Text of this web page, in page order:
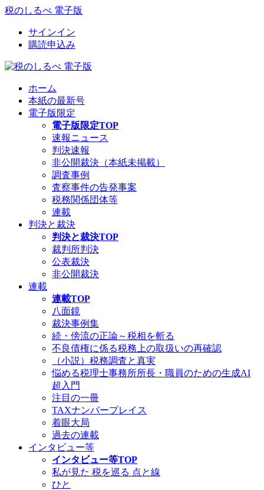
税のしるべ 電子版
サインイン
購読申込み
ホーム
本紙の最新号
電子版限定
電子版限定TOP
速報ニュース
判決速報
非公開裁決（本紙未掲載）
調査事例
査察事件の告発事案
税務関係団体等
連載
判決と裁決
判決と裁決TOP
裁判所判決
公表裁決
非公開裁決
連載
連載TOP
八面鏡
裁決事例集
続・傍流の正論～税相を斬る
不良債権に係る税務上の取扱いの再確認
（小説）税務調査と真実
悩める税理士事務所所長・職員のための生成AI
超入門
注目の一冊
TAXナンバープレイス
着眼大局
過去の連載
インタビュー等
インタビュー等TOP
私が見た 税を巡る 点と線
ひと